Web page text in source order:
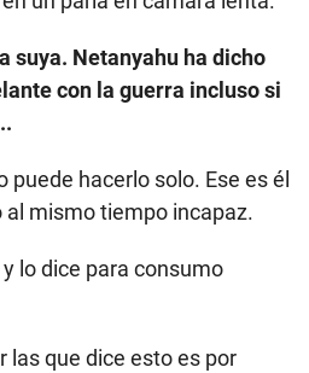
suya. Netanyahu ha dicho
con la guerra incluso si
puede hacerlo solo. Ese es él
al mismo tiempo incapaz.
lo dice para consumo
las que dice esto es por